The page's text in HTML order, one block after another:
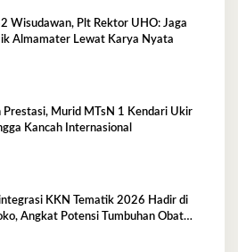
Wisudawan, Plt Rektor UHO: Jaga
Almamater Lewat Karya Nyata
Prestasi, Murid MTsN 1 Kendari Ukir
Kancah Internasional
KKN Tematik 2026 Hadir di
Angkat Potensi Tumbuhan Obat